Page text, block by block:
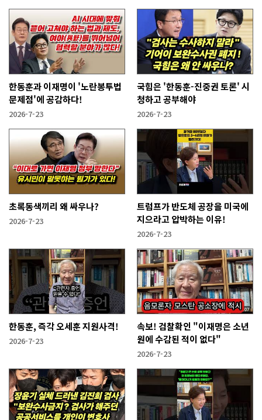
한동훈과 이재명이 '노란봉투법
문제점'에 공감하다!
2026-7-23
국힘은 '한동훈-진중권 토론' 시
청하고 공부해야
2026-7-23
초록동색끼리 왜 싸우나?
2026-7-23
트럼프가 반도체 공장을 미국에
지으라고 압박하는 이유!
2026-7-23
한동훈, 즉각 오세훈 지원사격!
2026-7-23
속보! 검찰확인 "이재명은 소년
원에 수감된 적이 없다"
2026-7-23